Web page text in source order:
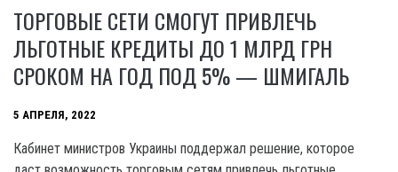
ТОРГОВЫЕ СЕТИ СМОГУТ ПРИВЛЕЧЬ
ЛЬГОТНЫЕ КРЕДИТЫ ДО 1 МЛРД ГРН
СРОКОМ НА ГОД ПОД 5% — ШМИГАЛЬ
5 АПРЕЛЯ, 2022
Кабинет министров Украины поддержал решение, которое